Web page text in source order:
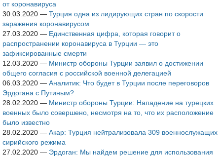
от коронавируса
30.03.2020 — Турция одна из лидирующих стран по скорости
заражения коронавирусом
27.03.2020 — Единственная цифра, которая говорит о
распространении коронавируса в Турции — это
зафиксированные смерти
12.03.2020 — Министр обороны Турции заявил о достижении
общего согласия с российской военной делегацией
06.03.2020 — Аналитик: Что будет в Турции после переговоров
Эрдогана с Путиным?
28.02.2020 — Министр обороны Турции: Нападение на турецких
военных было совершено, несмотря на то, что их расположение
было известно
28.02.2020 — Акар: Турция нейтрализовала 309 военнослужащих
сирийского режима
27.02.2020 — Эрдоган: Мы найдем решение для использования